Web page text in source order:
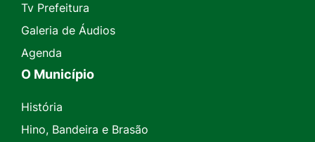
Tv Prefeitura
Galeria de Áudios
Agenda
O Município
História
Hino, Bandeira e Brasão